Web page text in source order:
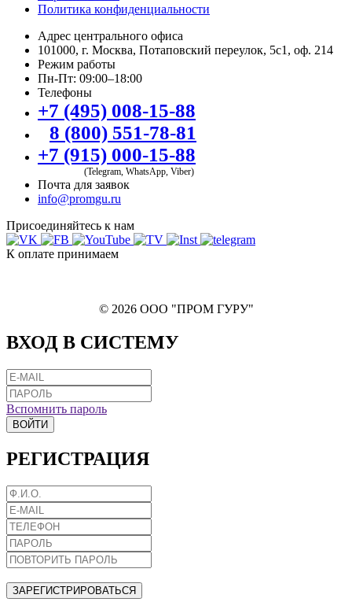
Политика конфиденциальности
Адрес центрального офиса
101000, г. Москва, Потаповский переулок, 5с1, оф. 214
Режим работы
Пн-Пт: 09:00–18:00
Телефоны
+7 (495) 008-15-88
8 (800) 551-78-81
+7 (915) 000-15-88
(Telegram, WhatsApp, Viber)
Почта для заявок
info@promgu.ru
Присоединяйтесь к нам
К оплате принимаем
© 2026 ООО "ПРОМ ГУРУ"
ВХОД В СИСТЕМУ
Вспомнить пароль
ВОЙТИ
РЕГИСТРАЦИЯ
ЗАРЕГИСТРИРОВАТЬСЯ